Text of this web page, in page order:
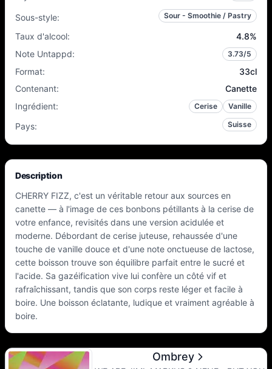
Sous-style: Sour - Smoothie / Pastry
Taux d'alcool: 4.8%
Note Untappd: 3.73/5
Format:
33cl
Contenant:
Canette
Ingrédient: Cerise Vanille
Pays: Suisse
Description
CHERRY FIZZ, c'est un véritable retour aux sources en
canette — à l'image de ces bonbons pétillants à la cerise de
votre enfance, revisités dans une version acidulée et
moderne. Débordant de cerise juteuse, rehaussée d'une
touche de vanille douce et d'une note onctueuse de lactose,
cette boisson trouve son équilibre parfait entre le sucré et
l'acide. Sa gazéification vive lui confère un côté vif et
rafraîchissant, tandis que son corps reste léger et facile à
boire. Une boisson éclatante, ludique et vraiment agréable à
boire.
Ombrey